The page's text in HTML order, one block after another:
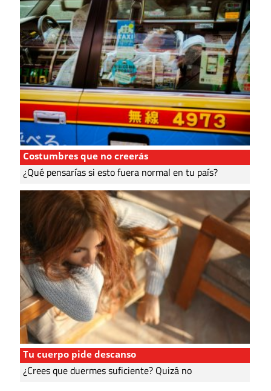
Costumbres que no creerás
¿Qué pensarías si esto fuera normal en tu país?
Tu cuerpo pide descanso
¿Crees que duermes suficiente? Quizá no